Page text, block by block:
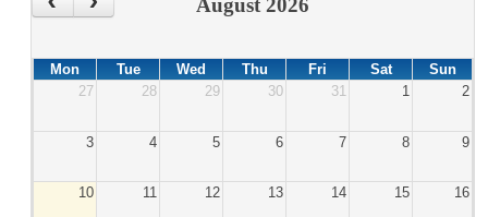
August 2026
Mon Tue Wed Thu Fri Sat
Sun
27
28 29 30 31 1 2
3 4 5 6 7 8 9
10 11 12 13 14 15 16